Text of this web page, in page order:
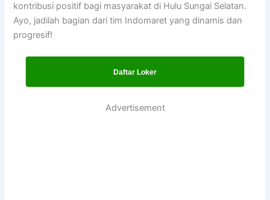
kontribusi positif bagi masyarakat di Hulu Sungai Selatan.
Ayo, jadilah bagian dari tim Indomaret yang dinamis dan
progresif!
Daftar Loker
Advertisement